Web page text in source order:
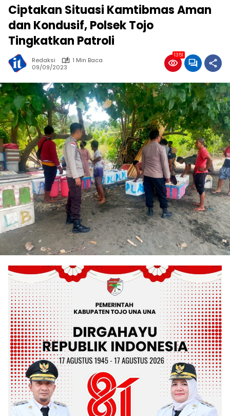
Ciptakan Situasi Kamtibmas Aman
dan Kondusif, Polsek Tojo
Tingkatkan Patroli
Redaksi
1 Min Baca
09/09/2023
1351